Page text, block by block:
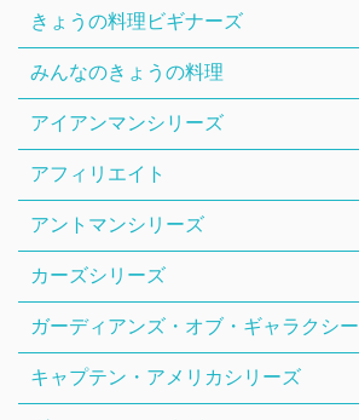
きょうの料理ビギナーズ
みんなのきょうの料理
アイアンマンシリーズ
アフィリエイト
アントマンシリーズ
カーズシリーズ
ガーディアンズ・オブ・ギャラクシ
キャプテン・アメリカシリーズ